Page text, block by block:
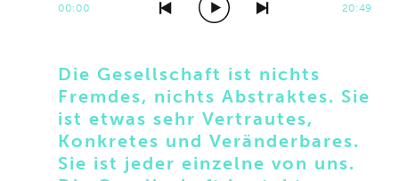
00:00 20:49
Die Gesellschaft ist nichts
Fremdes, nichts Abstraktes. Sie
ist etwas sehr Vertrautes,
Konkretes und Veränderbares.
Sie ist jeder einzelne von uns.